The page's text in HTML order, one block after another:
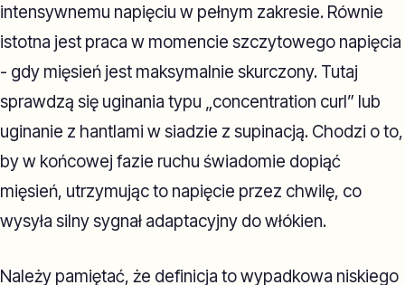
intensywnemu napięciu w pełnym zakresie. Równie
istotna jest praca w momencie szczytowego napięcia
- gdy mięsień jest maksymalnie skurczony. Tutaj
sprawdzą się uginania typu „concentration curl” lub
uginanie z hantlami w siadzie z supinacją. Chodzi o to,
by w końcowej fazie ruchu świadomie dopiąć
mięsień, utrzymując to napięcie przez chwilę, co
wysyła silny sygnał adaptacyjny do włókien.
Należy pamiętać, że definicja to wypadkowa niskiego